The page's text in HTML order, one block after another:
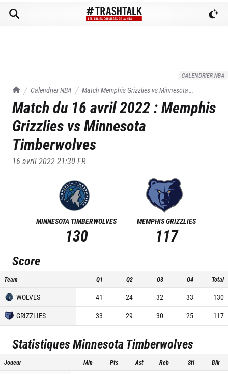
CALENDRIER NBA
TrashTalk Actu NBA
Calendrier NBA Match Memphis Grizzlies vsMinnesota
Timberwolves
du16/04/2022
Match du 16 avril 2022:Memphis
Grizzlies vsMinnesota
Timberwolves
16 avril 2022 21:30FR
MINNESOTA TIMBERWOLVES
130
MEMPHIS GRIZZLIES
117
Score
Team Q1 Q2 Q3 Q4 Total
WOLVES 41 24 32 33
130
GRIZZLIES
33 29 30 25 117
StatistiquesMinnesota Timberwolves
Joueur Min Pts Ast Reb Stl Blk